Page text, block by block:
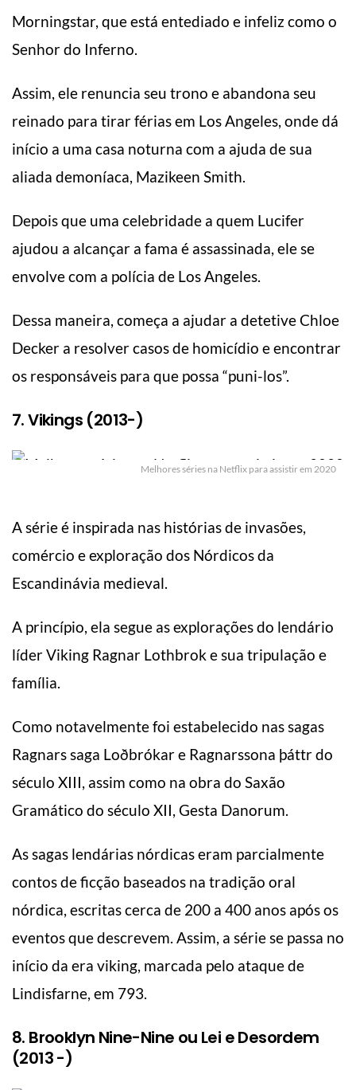
Morningstar, que está entediado e infeliz como o
Senhor do Inferno.
Assim, ele renuncia seu trono e abandona seu
reinado para tirar férias em Los Angeles, onde dá
início a uma casa noturna com a ajuda de sua
aliada demoníaca, Mazikeen Smith.
Depois que uma celebridade a quem Lucifer
ajudou a alcançar a fama é assassinada, ele se
envolve com a polícia de Los Angeles.
Dessa maneira, começa a ajudar a detetive Chloe
Decker a resolver casos de homicídio e encontrar
os responsáveis para que possa “puni-los”.
7. Vikings (2013-)
Melhores séries na Netflix para assistir em 2020
A série é inspirada nas histórias de invasões,
comércio e exploração dos Nórdicos da
Escandinávia medieval.
A princípio, ela segue as explorações do lendário
líder Viking Ragnar Lothbrok e sua tripulação e
família.
Como notavelmente foi estabelecido nas sagas
Ragnars saga Loðbrókar e Ragnarssona þáttr do
século XIII, assim como na obra do Saxão
Gramático do século XII, Gesta Danorum.
As sagas lendárias nórdicas eram parcialmente
contos de ficção baseados na tradição oral
nórdica, escritas cerca de 200 a 400 anos após os
eventos que descrevem. Assim, a série se passa no
início da era viking, marcada pelo ataque de
Lindisfarne, em 793.
8. Brooklyn Nine-Nine ou Lei e Desordem
(2013 -)